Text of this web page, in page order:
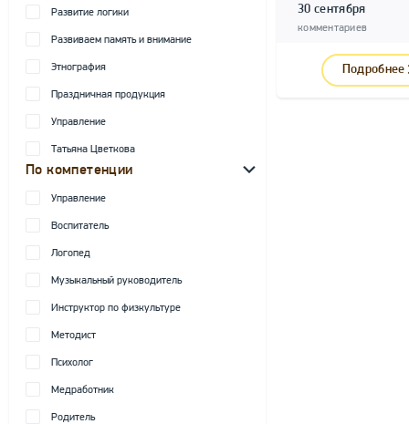
Развитие логики
Развиваем память и внимание
Этнография
Праздничная продукция
Управление
Татьяна Цветкова
По компетенции
Управление
Воспитатель
Логопед
Музыкальный руководитель
Инструктор по физкультуре
Методист
Психолог
Медработник
Родитель
30 сентября
комментариев
Подробнее